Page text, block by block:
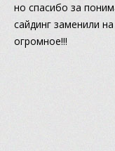
но спасибо за
сайдинг заменили
огромное!!!